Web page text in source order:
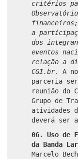
critérios
a
dos
eventos
relação a
CGI.br. A
parceria
reunião do
Grupo de
atividades
deverá ser
06. Uso de
da Banda
Marcelo